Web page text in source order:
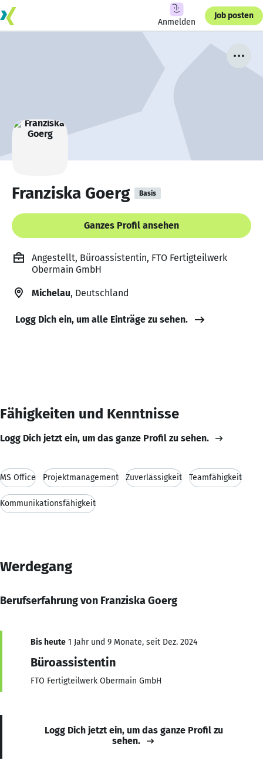
Anmelden
Job posten
Franziska Goerg Basis
Ganzes Profil ansehen
Angestellt, Büroassistentin, FTO Fertigteilwerk
Obermain GmbH
Michelau, Deutschland
Logg Dich ein, um alle Einträge zu sehen.
Fähigkeiten und Kenntnisse
Logg Dich jetzt ein, um das ganze Profil zu sehen.
MS Office Projektmanagement Zuverlässigkeit Teamfähigkeit
Kommunikationsfähigkeit
Werdegang
Berufserfahrung von Franziska Goerg
Bis heute 1 Jahr und 9 Monate, seit Dez. 2024
Büroassistentin
FTO Fertigteilwerk Obermain GmbH
Logg Dich jetzt ein, um das ganze Profil zu
sehen.